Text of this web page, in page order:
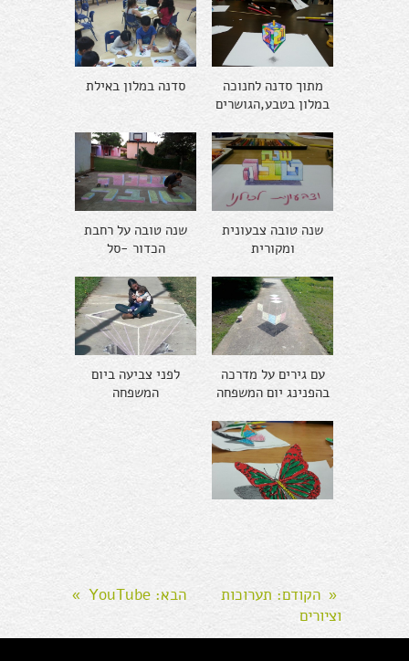
מתוך סדנה לחנוכה
במלון בטבע,הגושרים
סדנה במלון באילת
שנה טובה צבעונית
ומקורית
שנה טובה על רחבת
הכדור -סל
עם גירים על מדרכה
בהפנינג יום המשפחה
לפני צביעה ביום
המשפחה
« הקודם: תערוכות
וציורים
הבא: YouTube
»